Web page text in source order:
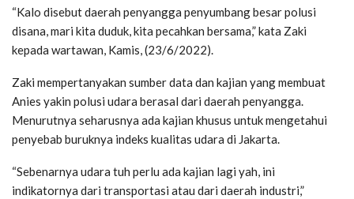
“Kalo disebut daerah penyangga penyumbang besar polusi
disana, mari kita duduk, kita pecahkan bersama,” kata Zaki
kepada wartawan, Kamis, (23/6/2022).
Zaki mempertanyakan sumber data dan kajian yang membuat
Anies yakin polusi udara berasal dari daerah penyangga.
Menurutnya seharusnya ada kajian khusus untuk mengetahui
penyebab buruknya indeks kualitas udara di Jakarta.
“Sebenarnya udara tuh perlu ada kajian lagi yah, ini
indikatornya dari transportasi atau dari daerah industri,”